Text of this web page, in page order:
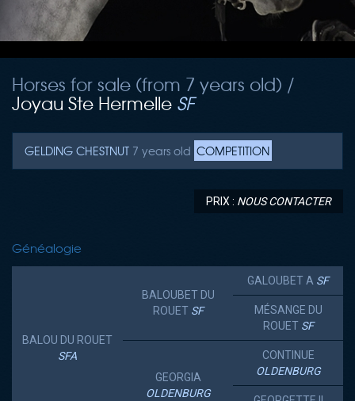
Horses for sale (from 7 years old) /
Joyau Ste Hermelle SF
GELDING CHESTNUT 7 years old COMPETITION
PRIX : NOUS CONTACTER
Généalogie
BALOU DU ROUET
SFA
BALOUBET DU
ROUET SF
GALOUBET A SF
MÉSANGE DU
ROUET SF
GEORGIA
OLDENBURG
CONTINUE
OLDENBURG